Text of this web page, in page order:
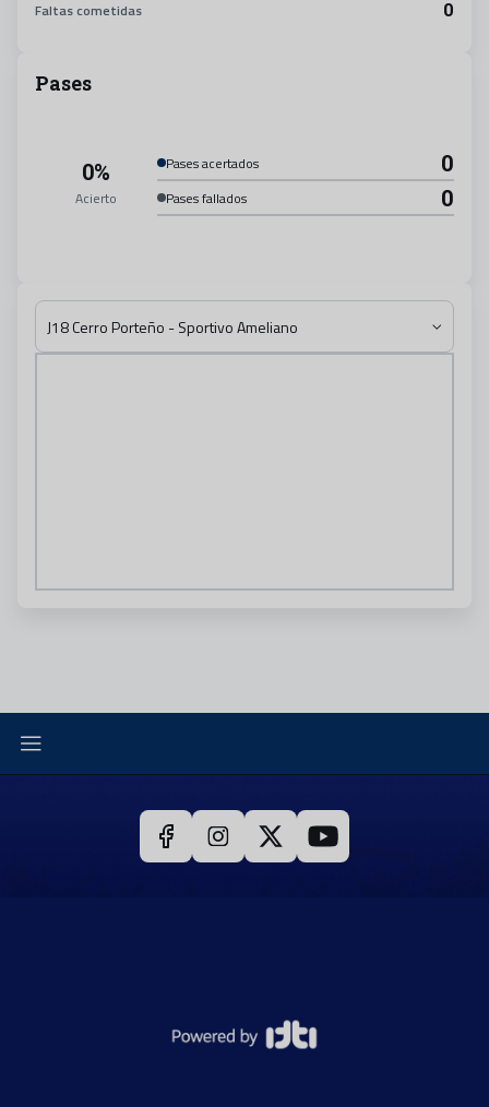
Faltas cometidas 0
Pases
0%
Acierto
Pases acertados 0
Pases fallados 0
J18 Cerro Porteño - Sportivo Ameliano